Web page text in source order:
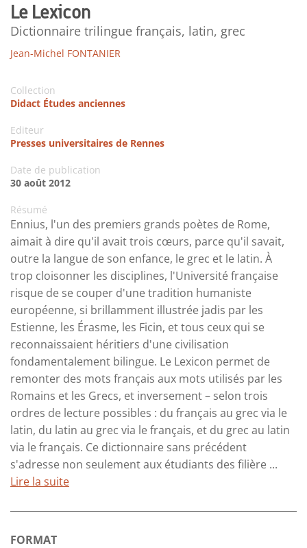
Le Lexicon
Dictionnaire trilingue français, latin, grec
Jean-Michel FONTANIER
Collection
Didact Études anciennes
Editeur
Presses universitaires de Rennes
Date de publication
30 août 2012
Résumé
Ennius, l'un des premiers grands poètes de Rome,
aimait à dire qu'il avait trois cœurs, parce qu'il savait,
outre la langue de son enfance, le grec et le latin. À
trop cloisonner les disciplines, l'Université française
risque de se couper d'une tradition humaniste
européenne, si brillamment illustrée jadis par les
Estienne, les Érasme, les Ficin, et tous ceux qui se
reconnaissaient héritiers d'une civilisation
fondamentalement bilingue. Le Lexicon permet de
remonter des mots français aux mots utilisés par les
Romains et les Grecs, et inversement – selon trois
ordres de lecture possibles : du français au grec via le
latin, du latin au grec via le français, et du grec au latin
via le français. Ce dictionnaire sans précédent
s'adresse non seulement aux étudiants des ﬁlière ...
Lire la suite
FORMAT